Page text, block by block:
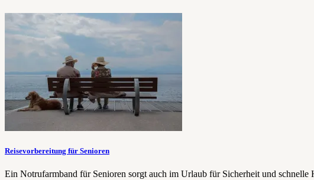
Reisevorbereitung für Senioren
Ein Notrufarmband für Senioren sorgt auch im Urlaub für Sicherheit und